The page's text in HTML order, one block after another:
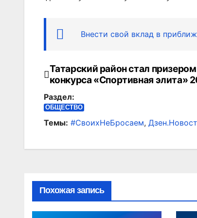
Внести свой вклад в
Навигация
по
записям
Татарский район стал
конкурса «Спортивная элита»
Раздел:
ОБЩЕСТВО
Темы: #СвоихНеБросаем,
Похожая запись